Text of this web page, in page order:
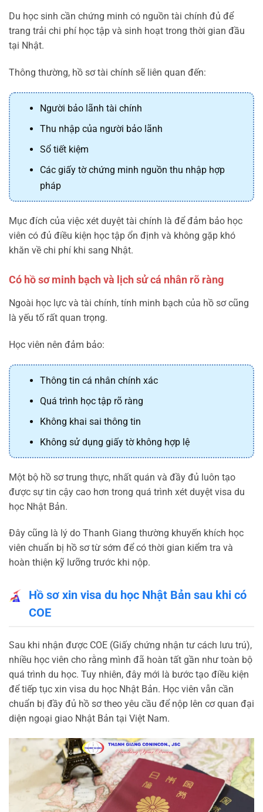
Du học sinh cần chứng minh có nguồn tài chính đủ để
trang trải chi phí học tập và sinh hoạt trong thời gian đầu
tại Nhật.
Thông thường, hồ sơ tài chính sẽ liên quan đến:
Người bảo lãnh tài chính
Thu nhập của người bảo lãnh
Sổ tiết kiệm
Các giấy tờ chứng minh nguồn thu nhập hợp
pháp
Mục đích của việc xét duyệt tài chính là để đảm bảo học
viên có đủ điều kiện học tập ổn định và không gặp khó
khăn về chi phí khi sang Nhật.
Có hồ sơ minh bạch và lịch sử cá nhân rõ ràng
Ngoài học lực và tài chính, tính minh bạch của hồ sơ cũng
là yếu tố rất quan trọng.
Học viên nên đảm bảo:
Thông tin cá nhân chính xác
Quá trình học tập rõ ràng
Không khai sai thông tin
Không sử dụng giấy tờ không hợp lệ
Một bộ hồ sơ trung thực, nhất quán và đầy đủ luôn tạo
được sự tin cậy cao hơn trong quá trình xét duyệt visa du
học Nhật Bản.
Đây cũng là lý do Thanh Giang thường khuyến khích học
viên chuẩn bị hồ sơ từ sớm để có thời gian kiểm tra và
hoàn thiện kỹ lưỡng trước khi nộp.
Hồ sơ xin visa du học Nhật Bản sau khi có
COE
Sau khi nhận được COE (Giấy chứng nhận tư cách lưu trú),
nhiều học viên cho rằng mình đã hoàn tất gần như toàn bộ
quá trình du học. Tuy nhiên, đây mới là bước tạo điều kiện
để tiếp tục xin visa du học Nhật Bản. Học viên vẫn cần
chuẩn bị đầy đủ hồ sơ theo yêu cầu để nộp lên cơ quan đại
diện ngoại giao Nhật Bản tại Việt Nam.